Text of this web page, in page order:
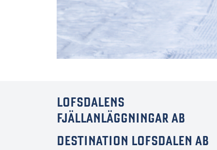
LOFSDALENS
FJÄLLANLÄGGNINGAR AB
DESTINATION LOFSDALEN AB